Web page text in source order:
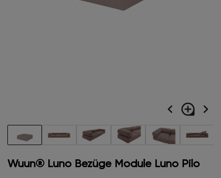
navigate_before loupe navigate_next
Wuun® Luno Bezüge Module Luno Pilo